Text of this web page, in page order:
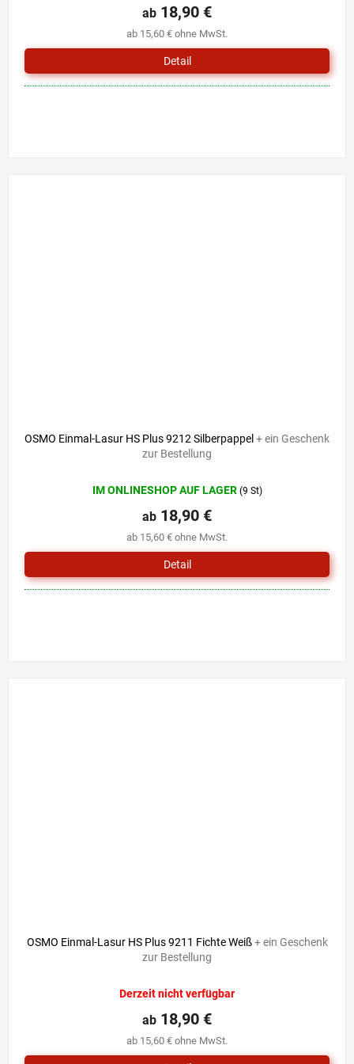
Produktbewertung
ist
0,0
von
5
Sternen.
ab 15,60 € ohne MwSt.
ab 18,90 €
Detail
OSMO Einmal-Lasur HS Plus 9212 Silberpappel + ein Geschenk
zur Bestellung
IM ONLINESHOP AUF LAGER (9 St)
ab 15,60 € ohne MwSt.
ab 18,90 €
Detail
OSMO Einmal-Lasur HS Plus 9211 Fichte Weiß+ ein Geschenk
zur Bestellung
Derzeit nicht verfügbar
ab 15,60 € ohne MwSt.
ab 18,90 €